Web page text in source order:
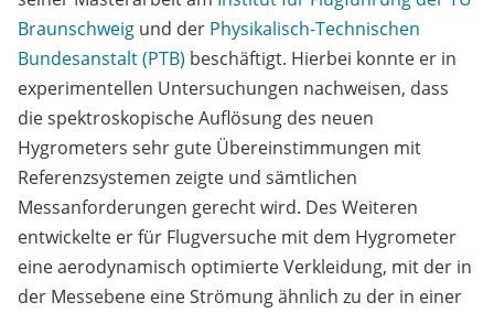
Braunschweig und der Physikalisch-Technischen
Bundesanstalt (PTB) beschäftigt. Hierbei konnte er in
experimentellen Untersuchungen nachweisen, dass
die spektroskopische Auflösung des neuen
Hygrometers sehr gute Übereinstimmungen mit
Referenzsystemen zeigte und sämtlichen
Messanforderungen gerecht wird. Des Weiteren
entwickelte er für Flugversuche mit dem Hygrometer
eine aerodynamisch optimierte Verkleidung, mit der in
der Messebene eine Strömung ähnlich zu der in einer